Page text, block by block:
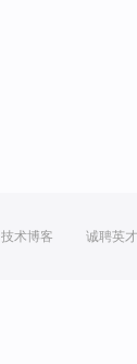
技术博客 诚聘英才